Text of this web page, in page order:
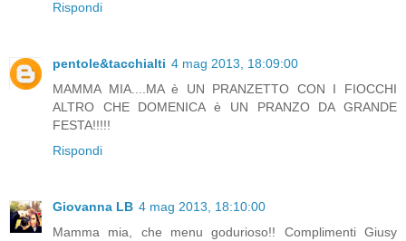
Rispondi
pentole&tacchialti 4 mag 2013, 18:09:00
MAMMA MIA....MA è UN PRANZETTO CON I FIOCCHI
ALTRO CHE DOMENICA è UN PRANZO DA GRANDE
FESTA!!!!!
Rispondi
Giovanna LB 4 mag 2013, 18:10:00
Mamma mia, che menu godurioso!! Complimenti Giusy